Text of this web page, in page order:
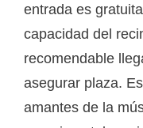
entrada es
capacidad del
recomendable
asegurar plaza.
amantes de la